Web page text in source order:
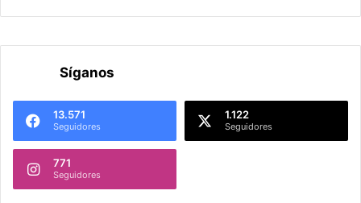
Síganos
13.571
Seguidores
1.122
Seguidores
771
Seguidores